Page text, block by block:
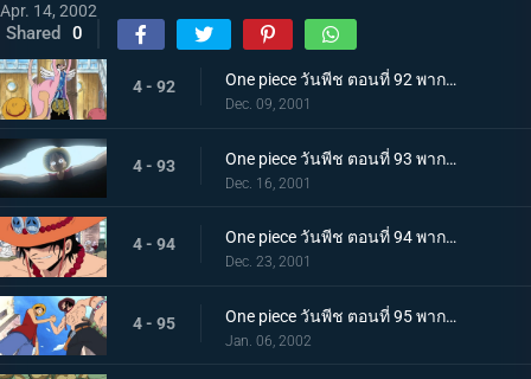
Apr. 14, 2002
Shared 0
4 - 92 One piece วันพีช ตอนที่ 92 พากย์ไทย วีรบุรุษแห่งอลาบัสต้า และกะเทยสาวนักบัลเล่ต์สุดสวย
Dec. 09, 2001
4 - 93 One piece วันพีช ตอนที่ 93 พากย์ไทย มุ่งสู่เมืองแห่งทราย กองกำลังทหารปฏิวัติและผงเรียกฝน!
Dec. 16, 2001
4 - 94 One piece วันพีช ตอนที่ 94 พากย์ไทย การพบกันอีกครั้งของเหล่าฮีโร นามนั้นคือเอสหมัดเพลิง!
Dec. 23, 2001
4 - 95 One piece วันพีช ตอนที่ 95 พากย์ไทย เอสและลูฟี่ ความทรงจำอันแสนเร่าร้อน และบาดแผลของสองพี่น้อง
Jan. 06, 2002